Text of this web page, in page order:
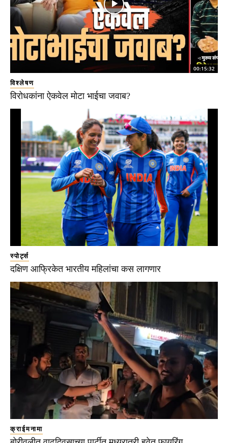
00:15:32
विश्लेषण
विरोधकांना ऐकवेल मोटा भाईचा जवाब?
स्पोर्ट्स
दक्षिण आफ्रिकेत भारतीय महिलांचा कस लागणार
क्राईमनामा